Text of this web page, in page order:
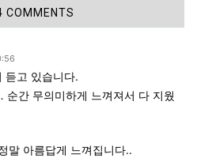
COMMENTS
듣고 있습니다.
순간 무의미하게 느껴져서 다 지웠
말 아름답게 느껴집니다..